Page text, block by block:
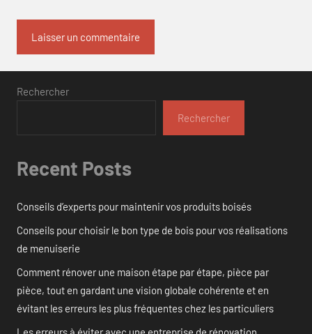
Rechercher
Rechercher
Recent Posts
Conseils d’experts pour maintenir vos produits boisés
Conseils pour choisir le bon type de bois pour vos réalisations
de menuiserie
Comment rénover une maison étape par étape, pièce par
pièce, tout en gardant une vision globale cohérente et en
évitant les erreurs les plus fréquentes chez les particuliers